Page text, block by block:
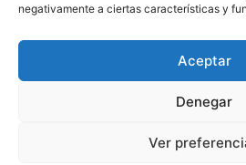
negativamente a ciertas características y
Aceptar
Denegar
Ver
HISTORIA PODCAST
© 2026 puntodevistardb.com.